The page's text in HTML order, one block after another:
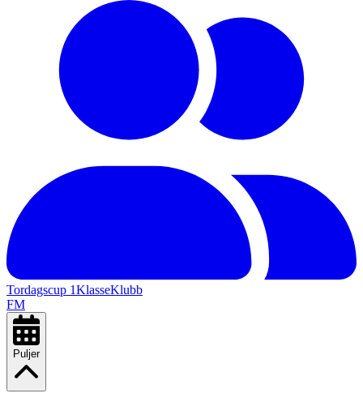
Tordagscup 1KlasseKlubb
FM
Puljer